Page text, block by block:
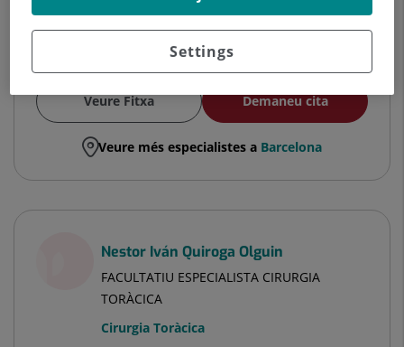
Veure Fitxa Demaneu cita
Veure més especialistes a Barcelona
Nestor Iván Quiroga Olguin
FACULTATIU ESPECIALISTA CIRURGIA
TORÀCICA
Cirurgia Toràcica
Settings